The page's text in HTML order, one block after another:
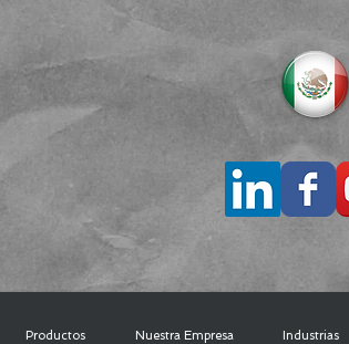
Productos Nuestra Empresa Industrias